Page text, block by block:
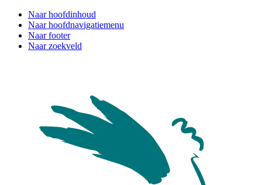
Naar hoofdinhoud
Naar hoofdnavigatiemenu
Naar footer
Naar zoekveld